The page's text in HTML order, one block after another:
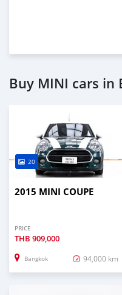
Buy MINI cars in
20
2015 MINI COUPE
PRICE
THB 909,000
Bangkok 94,000 km